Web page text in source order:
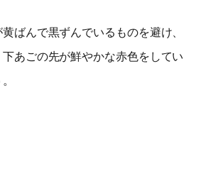
ばんで黒ずんでいるものを避け、
あごの先が鮮やかな赤色をしてい